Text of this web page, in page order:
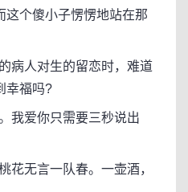
这个傻小子愣愣地站在那
人对生的留恋时，难道
幸福吗?
爱你只需要三秒说出
无言一队春。一壶酒，